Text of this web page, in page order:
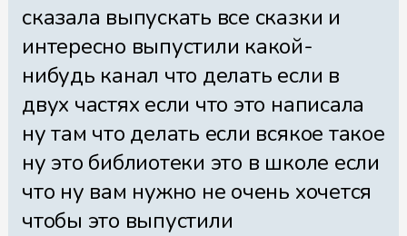
сказала выпускать все сказки и
интересно выпустили какой-
нибудь канал что делать если в
двух частях если что это написала
ну там что делать если всякое такое
ну это библиотеки это в школе если
что ну вам нужно не очень хочется
чтобы это выпустили